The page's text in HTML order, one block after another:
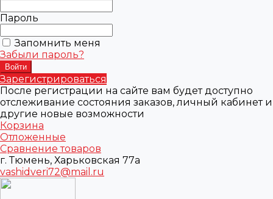
Пароль
Запомнить меня
Забыли пароль?
Зарегистрироваться
После регистрации на сайте вам будет доступно
отслеживание состояния заказов, личный кабинет и
другие новые возможности
Корзина
Отложенные
Сравнение товаров
г. Тюмень, Харьковская 77а
vashidveri72@mail.ru